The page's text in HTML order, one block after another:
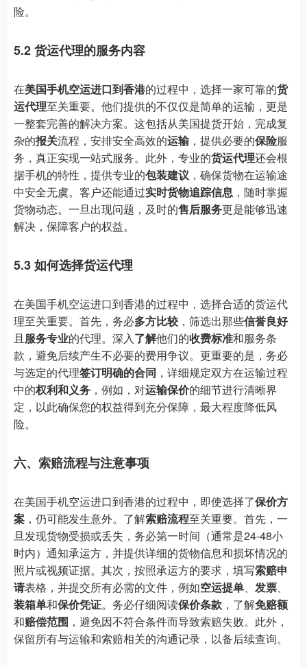
险。
5.2 货运代理的服务内容
在美国手机空运进口到香港的过程中，选择一家可靠的货
运代理至关重要。他们提供的不仅仅是简单的运输，更是
一整套完善的解决方案。这包括从美国提货开始，完成复
杂的报关流程，安排安全高效的运输，提供必要的保险服
务，真正实现一站式服务。此外，专业的货运代理还会根
据手机的特性，提供专业的包装建议 ，确保货物在运输途
中安全无虞。客户还能通过实时货物追踪信息 ，随时掌握
货物动态。一旦出现问题，及时的售后服务更是能够迅速
解决，保障客户的权益。
5.3 如何选择货运代理
在美国手机空运进口到香港的过程中，选择合适的货运代
理至关重要。首先，务必多方比较 ，筛选出那些信誉良好
且服务专业的代理。深入了解他们的收费标准和服务条
款，避免后续产生不必要的费用争议。更重要的是，务必
与选定的代理签订明确的合同 ，详细规定双方在运输过程
中的权利和义务 ，例如，对运输保价的细节进行清晰界
定，以此确保您的权益得到充分保障，最大程度降低风
险。
六、索赔流程与注意事项
在美国手机空运进口到香港的过程中，即使选择了保价方
案 ，仍可能发生意外。了解索赔流程至关重要。首先，一
旦发现货物受损或丢失，务必第一时间（通常是24-48小
时内）通知承运方，并提供详细的货物信息和损坏情况的
照片或视频证据。其次，按照承运方的要求，填写索赔申
请表格，并提交所有必需的文件，例如空运提单、 发票、
装箱单和保价凭证。务必仔细阅读保价条款 ，了解免赔额
和赔偿范围 ，避免因不符合条件而导致索赔失败。此外，
保留所有与运输和索赔相关的沟通记录，以备后续查询。